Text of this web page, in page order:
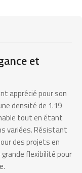
et
apprécié pour son
densité de 1.19
tout en étant
variées. Résistant
des projets en
flexibilité pour